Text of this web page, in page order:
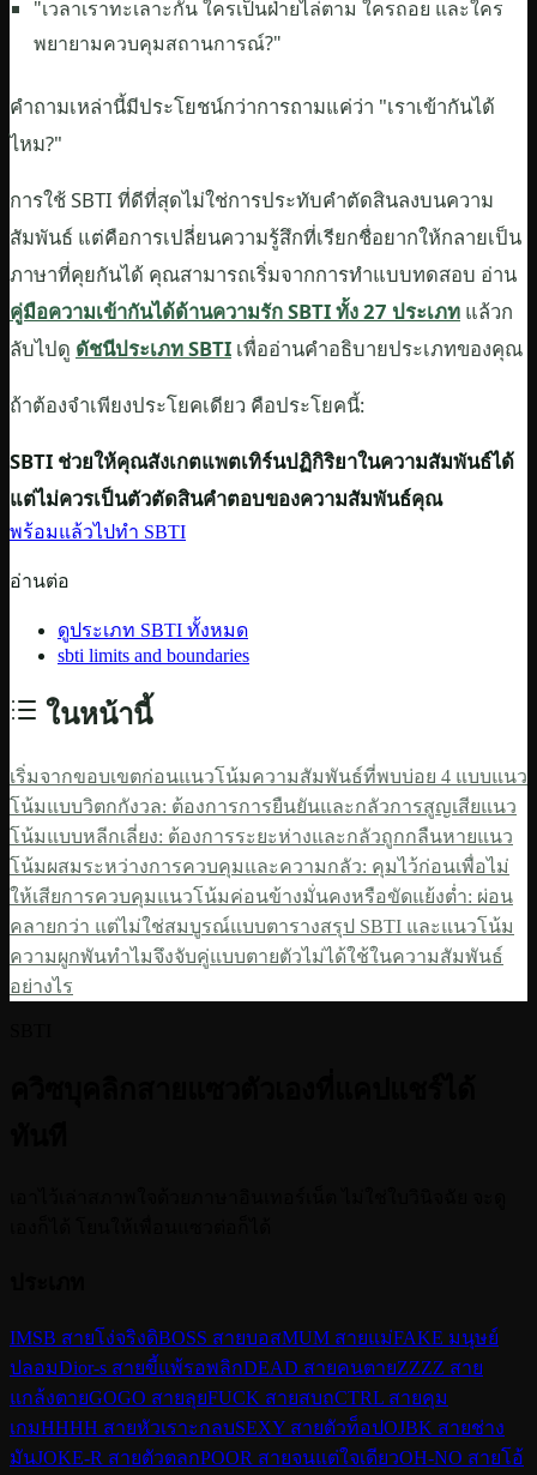
"เวลาเราทะเลาะกัน ใครเป็นฝ่ายไล่ตาม ใครถอย และใคร
พยายามควบคุมสถานการณ์?"
คำถามเหล่านี้มีประโยชน์กว่าการถามแค่ว่า "เราเข้ากันได้
ไหม?"
การใช้ SBTI ที่ดีที่สุดไม่ใช่การประทับคำตัดสินลงบนความ
สัมพันธ์ แต่คือการเปลี่ยนความรู้สึกที่เรียกชื่อยากให้กลายเป็น
ภาษาที่คุยกันได้ คุณสามารถเริ่มจากการทำแบบทดสอบ อ่าน
คู่มือความเข้ากันได้ด้านความรัก SBTI ทั้ง 27 ประเภท แล้วก
ลับไปดู ดัชนีประเภท SBTI เพื่ออ่านคำอธิบายประเภทของคุณ
ถ้าต้องจำเพียงประโยคเดียว คือประโยคนี้:
SBTI ช่วยให้คุณสังเกตแพตเทิร์นปฏิกิริยาในความสัมพันธ์ได้
แต่ไม่ควรเป็นตัวตัดสินคำตอบของความสัมพันธ์คุณ
พร้อมแล้วไปทำ SBTI
อ่านต่อ
ดูประเภท SBTI ทั้งหมด
sbti limits and boundaries
ในหน้านี้
เริ่มจากขอบเขตก่อนแนวโน้มความสัมพันธ์ที่พบบ่อย 4 แบบแนว
โน้มแบบวิตกกังวล: ต้องการการยืนยันและกลัวการสูญเสียแนว
โน้มแบบหลีกเลี่ยง: ต้องการระยะห่างและกลัวถูกกลืนหายแนว
โน้มผสมระหว่างการควบคุมและความกลัว: คุมไว้ก่อนเพื่อไม่
ให้เสียการควบคุมแนวโน้มค่อนข้างมั่นคงหรือขัดแย้งต่ำ: ผ่อน
คลายกว่า แต่ไม่ใช่สมบูรณ์แบบตารางสรุป SBTI และแนวโน้ม
ความผูกพันทำไมจึงจับคู่แบบตายตัวไม่ได้ใช้ในความสัมพันธ์
อย่างไร
IMSB สายโง่จริงดิBOSS สายบอสMUM สายแม่FAKE มนุษย์
ปลอมDior-s สายขี้แพ้รอพลิกDEAD สายคนตายZZZZ สาย
แกล้งตายGOGO สายลุยFUCK สายสบถCTRL สายคุม
เกมHHHH สายหัวเราะกลบSEXY สายตัวท็อปOJBK สายช่าง
มันJOKE-R สายตัวตลกPOOR สายจนแต่ใจเดียวOH-NO สายโอ้